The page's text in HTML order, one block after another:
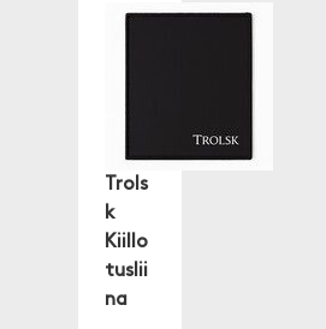
Trols
k
Kiillo
tuslii
na